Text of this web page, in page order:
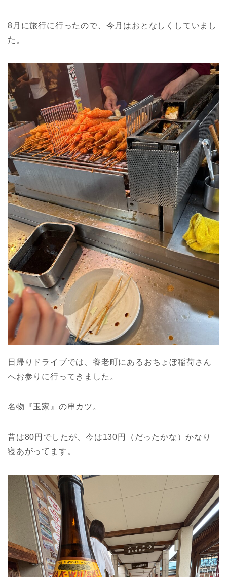
8月に旅行に行ったので、今月はおとなしくしていまし
た。
日帰りドライブでは、養老町にあるおちょぼ稲荷さん
へお参りに行ってきました。
名物『玉家』の串カツ。
昔は80円でしたが、今は130円（だったかな）かなり
寝あがってます。